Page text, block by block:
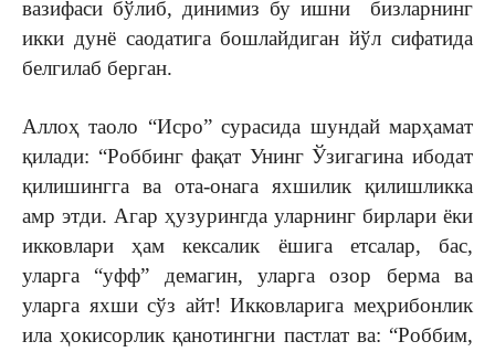
вазифаси бўлиб, динимиз бу ишни бизларнинг
икки дунё саодатига бошлайдиган йўл сифатида
белгилаб берган.
Аллоҳ таоло “Исро” сурасида шундай марҳамат
қилади: “Роббинг фақат Унинг Ўзигагина ибодат
қилишингга ва ота-онага яхшилик қилишликка
амр этди. Агар ҳузурингда уларнинг бирлари ёки
икковлари ҳам кексалик ёшига етсалар, бас,
уларга “уфф” демагин, уларга озор берма ва
уларга яхши сўз айт! Икковларига меҳрибонлик
ила ҳокисорлик қанотингни пастлат ва: “Роббим,